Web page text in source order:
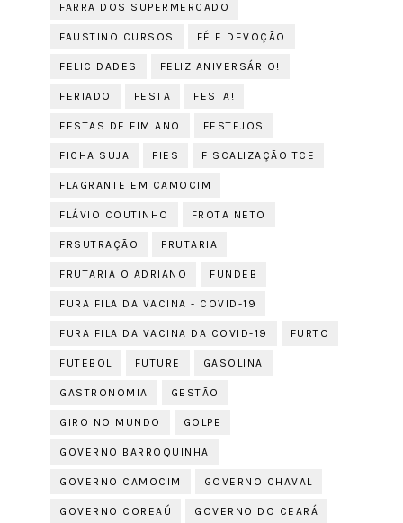
FARRA DOS SUPERMERCADO
FAUSTINO CURSOS FÉ E DEVOÇÃO
FELICIDADES FELIZ ANIVERSÁRIO!
FERIADO FESTA FESTA!
FESTAS DE FIM ANO FESTEJOS
FICHA SUJA FIES FISCALIZAÇÃO TCE
FLAGRANTE EM CAMOCIM
FLÁVIO COUTINHO FROTA NETO
FRSUTRAÇÃO FRUTARIA
FRUTARIA O ADRIANO FUNDEB
FURA FILA DA VACINA - COVID-19
FURA FILA DA VACINA DA COVID-19 FURTO
FUTEBOL FUTURE GASOLINA
GASTRONOMIA GESTÃO
GIRO NO MUNDO GOLPE
GOVERNO BARROQUINHA
GOVERNO CAMOCIM GOVERNO CHAVAL
GOVERNO COREAÚ GOVERNO DO CEARÁ